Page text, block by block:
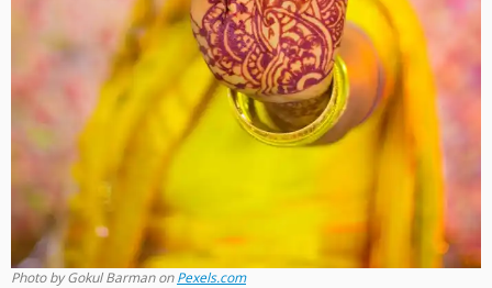
Photo by Gokul Barman onPexels.com